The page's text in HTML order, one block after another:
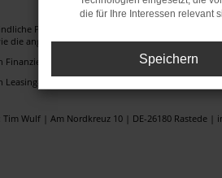
Preisempfehlung des Herstellers am Tag der
die angegebene Ersparnis errechnet sich
Angebot. Preise sind Bruttopreise.
Angebot. Preise sind Bruttopreise. Irrtümer
Wulf | Am Nordkreuz 10 | DE-26180 Rastede |
die für Ihre Interessen relevant
Speichern